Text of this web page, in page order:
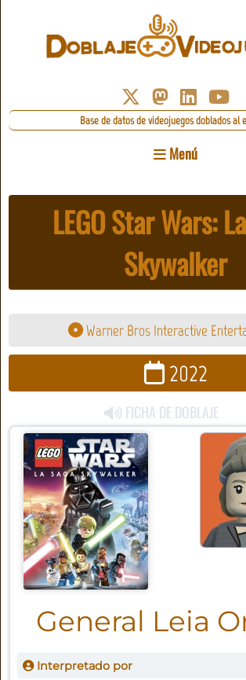
Base de datos de videojuegos doblados al
Menú
LEGO Star Wars:
Skywalker
Warner Bros Interactive
2022
FICHA DE DOBLAJE
General Leia
Interpretado por